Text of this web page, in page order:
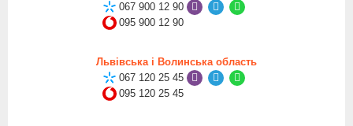
067 900 12 90
095 900 12 90
Львівська і Волинська область
067 120 25 45
095 120 25 45